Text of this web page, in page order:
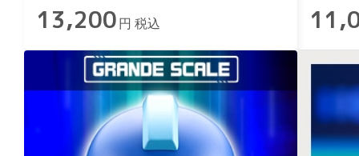
13,200 円 税込